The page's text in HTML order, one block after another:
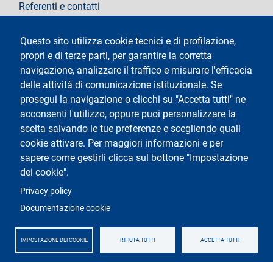
Questo sito utilizza cookie tecnici e di profilazione,
propri e di terze parti, per garantire la corretta
navigazione, analizzare il traffico e misurare l'efficacia
delle attività di comunicazione istituzionale. Se
prosegui la navigazione o clicchi su "Accetta tutti" ne
acconsenti l'utilizzo, oppure puoi personalizzare la
scelta salvando le tue preferenze e scegliendo quali
cookie attivare. Per maggiori informazioni e per
sapere come gestirli clicca sul bottone "Impostazione
dei cookie".
Privacy policy
Documentazione cookie
IMPOSTAZIONE DEI COOKIE RIFIUTA TUTTI ACCETTA TUTTI
Referenti e contatti
Testo
Università degli Studi di Milano
Via Festa del Perdono 7 - 20122 Milano
Tel.+39 02 5032 5032
Posta elettronica certificata
Logo